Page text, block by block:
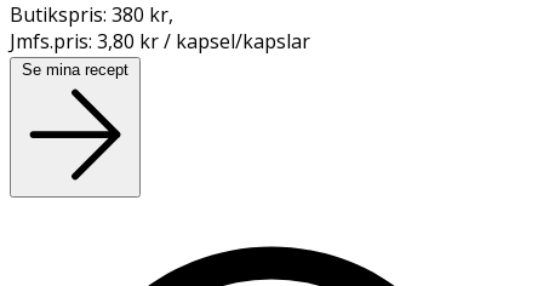
Butikspris: 380 kr,
Jmfs.pris: 3,80 kr / kapsel/kapslar
Se mina recept